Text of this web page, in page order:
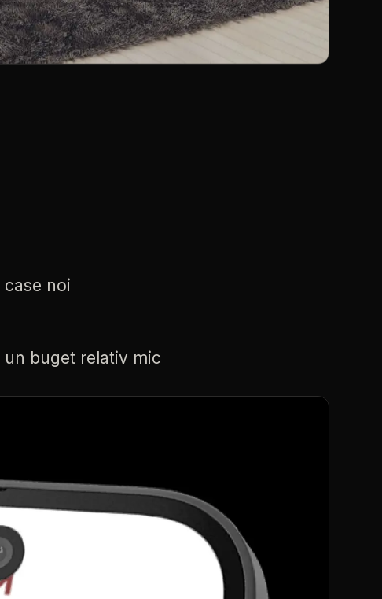
case noi
un buget relativ mic